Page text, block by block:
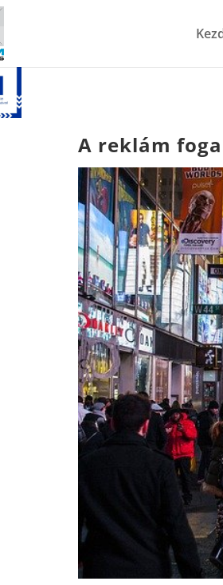
A reklám